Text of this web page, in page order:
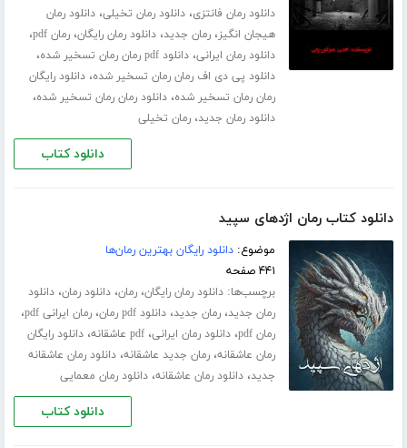
دانلود رمان فانتزی،دانلود رمان تخیلی،دانلود رمان
هیجان انگیز،رمان جدید،دانلود رمان رایگان،رمان pdf ،
دانلود رمان ایرانی،دانلود pdf رمان رمان تسخیر شده ،
دانلود پی دی اف رمان رمان تسخیر شده،دانلود رایگان
رمان رمان تسخیر شده،دانلود رمان رمان تسخیر شده،
دانلود رمان جدید،رمان تخیلی
دانلود کتاب
دانلود کتاب رمان اژدهای سپید
موضوع:دانلود رایگان بهترین رمان‌ها
۴۴۱ صفحه
برچسب‌ها:دانلود رمان رایگان،رمان،دانلود رمان،دانلود
رمان جدید،رمان جدید،دانلود pdf رمان ،رمان ایرانی pdf ،
رمان pdf ،دانلود رمان ایرانی،pdf عاشقانه ،دانلود رایگان
رمان عاشقانه،رمان جدید عاشقانه،دانلود رمان عاشقانه
جدید،دانلود رمان عاشقانه،دانلود رمان معمایی
دانلود کتاب